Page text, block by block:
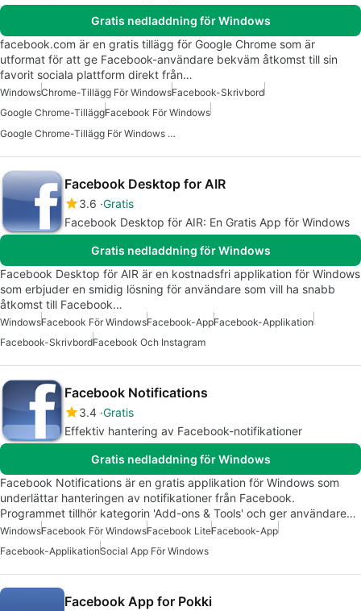
Gratis nedladdning för Windows
facebook.com är en gratis tillägg för Google Chrome som är
utformat för att ge Facebook-användare bekväm åtkomst till sin
favorit sociala plattform direkt från…
WindowsChrome-Tillägg För WindowsFacebook-Skrivbord
Google Chrome-TilläggFacebook För Windows
Google Chrome-Tillägg För Windows 10
Facebook Desktop for AIR
3.6 Gratis
Facebook Desktop för AIR: En Gratis App för Windows
Gratis nedladdning för Windows
Facebook Desktop för AIR är en kostnadsfri applikation för Windows
som erbjuder en smidig lösning för användare som vill ha snabb
åtkomst till Facebook…
WindowsFacebook För WindowsFacebook-AppFacebook-Applikation
Facebook-SkrivbordFacebook Och Instagram
Facebook Notifications
3.4 Gratis
Effektiv hantering av Facebook-notifikationer
Gratis nedladdning för Windows
Facebook Notifications är en gratis applikation för Windows som
underlättar hanteringen av notifikationer från Facebook.
Programmet tillhör kategorin 'Add-ons & Tools' och ger användare…
WindowsFacebook För WindowsFacebook LiteFacebook-App
Facebook-ApplikationSocial App För Windows
Facebook App for Pokki